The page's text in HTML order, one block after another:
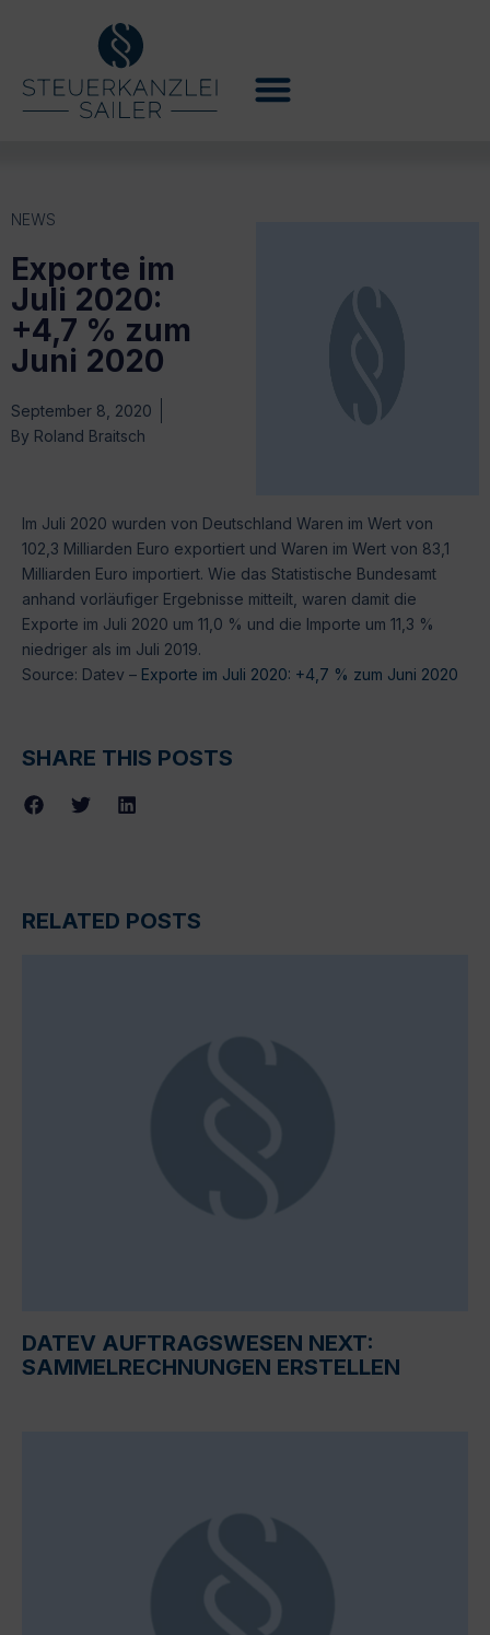
NEWS
Exporte im
Juli 2020:
+4,7 % zum
Juni 2020
September 8, 2020
By Roland Braitsch
Im Juli 2020 wurden von Deutschland Waren im Wert von
102,3 Milliarden Euro exportiert und Waren im Wert von 83,1
Milliarden Euro importiert. Wie das Statistische Bundesamt
anhand vorläufiger Ergebnisse mitteilt, waren damit die
Exporte im Juli 2020 um 11,0 % und die Importe um 11,3 %
niedriger als im Juli 2019.
Source: Datev – Exporte im Juli 2020: +4,7 % zum Juni 2020
SHARE THIS POSTS
RELATED POSTS
DATEV AUFTRAGSWESEN NEXT:
SAMMELRECHNUNGEN ERSTELLEN